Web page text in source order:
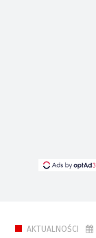
AKTUALNOŚCI